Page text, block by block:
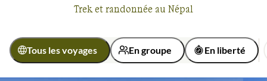
8000m que compte notre planète, huit se trouvent au Népal
monde" avec ses 8850m d’altitude.
Entre ces sommets, des valléeshabitées par de nombreuses
Trek et randonnée au Népal
Tous les voyages En groupe En liberté